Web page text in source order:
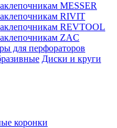
MESSER
RIVIT
REVTOOL
ZAC
для перфораторов
Диски и круги
коронки